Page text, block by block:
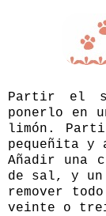
Partir el
ponerlo en
limón.
pequeñita y
Añadir una
de sal, y un
remover
veinte o